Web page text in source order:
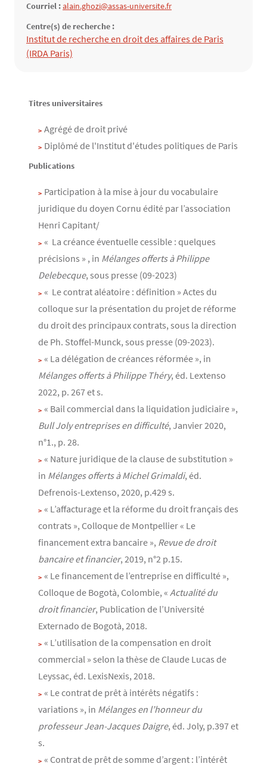
Courriel :alain.ghozi@assas-universite.fr
Centre(s) de recherche :
Structure(s) de rattachement
Institut de recherche en droit des affaires de Paris
(IRDA Paris)
Contenu
Texte
Titres universitaires
Agrégé de droit privé
Diplômé de l'Institut d'études politiques de Paris
Publications
Participation à la mise à jour du vocabulaire
juridique du doyen Cornu édité par l’association
Henri Capitant/
« La créance éventuelle cessible : quelques
précisions » , in Mélanges offerts à Philippe
Delebecque, sous presse (09-2023)
« Le contrat aléatoire : définition » Actes du
colloque sur la présentation du projet de réforme
du droit des principaux contrats, sous la direction
de Ph. Stoffel-Munck, sous presse (09-2023).
« La délégation de créances réformée », in
Mélanges offerts à Philippe Théry, éd. Lextenso
2022, p. 267 et s.
« Bail commercial dans la liquidation judiciaire »,
Bull Joly entreprises en difficulté, Janvier 2020,
n°1., p. 28.
« Nature juridique de la clause de substitution »
in Mélanges offerts à Michel Grimaldi, éd.
Defrenois-Lextenso, 2020, p.429 s.
« L’affacturage et la réforme du droit français des
contrats », Colloque de Montpellier « Le
financement extra bancaire », Revue de droit
bancaire et financier, 2019, n°2 p.15.
« Le financement de l’entreprise en difficulté »,
Colloque de Bogotà, Colombie, « Actualité du
droit financier, Publication de l’Université
Externado de Bogotà, 2018.
« L’utilisation de la compensation en droit
commercial » selon la thèse de Claude Lucas de
Leyssac, éd. LexisNexis, 2018.
« Le contrat de prêt à intérêts négatifs :
variations », in Mélanges en l’honneur du
professeur Jean-Jacques Daigre, éd. Joly, p.397 et
s.
« Contrat de prêt de somme d’argent : l’intérêt